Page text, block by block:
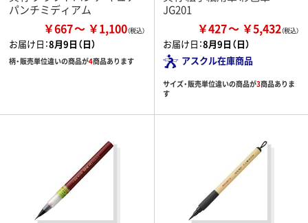
パンチミディアム
￥667 ￥1,100
お届け日：8月9日（日）
柄・販売単位違いの商品が4商品あります
JG201
￥427 ￥5,432
お届け日：8月9日（日）
アスクル在庫商品
サイズ・販売単位違いの商品が3商品ありま
す